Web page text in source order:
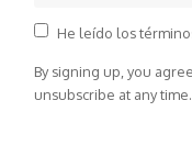
He leído los
By signing up, you
unsubscribe at any time.